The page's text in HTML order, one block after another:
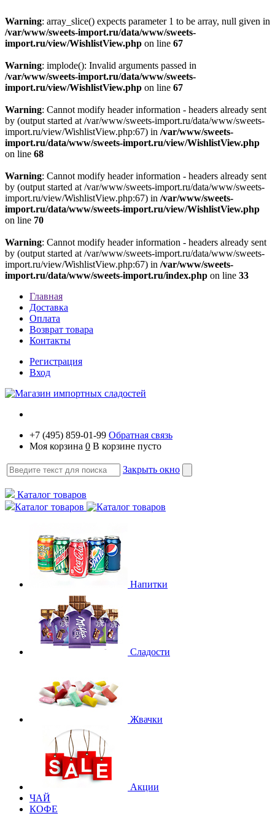
Warning: array_slice() expects parameter 1 to be array, null given in
/var/www/sweets-import.ru/data/www/sweets-
import.ru/view/WishlistView.php on line 67
Warning: implode(): Invalid arguments passed in
/var/www/sweets-import.ru/data/www/sweets-
import.ru/view/WishlistView.php on line 67
Warning: Cannot modify header information - headers already sent
by (output started at /var/www/sweets-import.ru/data/www/sweets-
import.ru/view/WishlistView.php:67) in /var/www/sweets-
import.ru/data/www/sweets-import.ru/view/WishlistView.php
on line 68
Warning: Cannot modify header information - headers already sent
by (output started at /var/www/sweets-import.ru/data/www/sweets-
import.ru/view/WishlistView.php:67) in /var/www/sweets-
import.ru/data/www/sweets-import.ru/view/WishlistView.php
on line 70
Warning: Cannot modify header information - headers already sent
by (output started at /var/www/sweets-import.ru/data/www/sweets-
import.ru/view/WishlistView.php:67) in /var/www/sweets-
import.ru/data/www/sweets-import.ru/index.php on line 33
Главная
Доставка
Оплата
Возврат товара
Контакты
Регистрация
Вход
+7 (495) 859-01-99 Обратная связь
Моя корзина 0 В корзине пусто
Закрыть окно
Каталог товаров
Каталог товаров
Напитки
Сладости
Жвачки
Акции
ЧАЙ
КОФЕ